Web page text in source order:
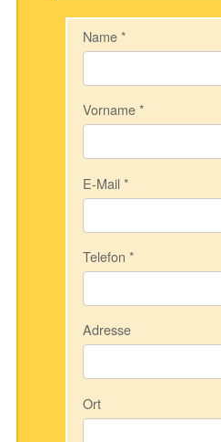
Name*
Vorname*
E-Mail*
Telefon *
Adresse
Ort